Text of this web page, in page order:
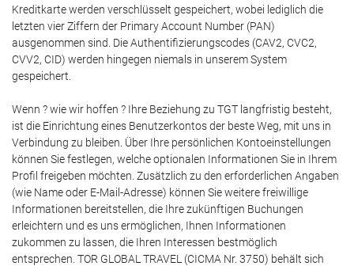
Kreditkarte werden verschlüsselt gespeichert, wobei lediglich die
letzten vier Ziffern der Primary Account Number (PAN)
ausgenommen sind. Die Authentifizierungscodes (CAV2, CVC2,
CVV2, CID) werden hingegen niemals in unserem System
gespeichert.
Wenn ? wie wir hoffen ? Ihre Beziehung zu TGT langfristig besteht,
ist die Einrichtung eines Benutzerkontos der beste Weg, mit uns in
Verbindung zu bleiben. Über Ihre persönlichen Kontoeinstellungen
können Sie festlegen, welche optionalen Informationen Sie in Ihrem
Profil freigeben möchten. Zusätzlich zu den erforderlichen Angaben
(wie Name oder E-Mail-Adresse) können Sie weitere freiwillige
Informationen bereitstellen, die Ihre zukünftigen Buchungen
erleichtern und es uns ermöglichen, Ihnen Informationen
zukommen zu lassen, die Ihren Interessen bestmöglich
entsprechen. TOR GLOBAL TRAVEL (CICMA Nr. 3750) behält sich